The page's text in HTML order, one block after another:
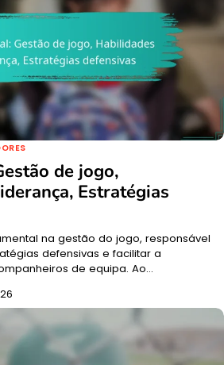
de jogo,
Estratégias
na gestão do jogo, responsável
defensivas e facilitar a
de equipa. Ao…